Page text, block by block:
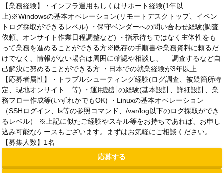
【業務経験】・インフラ運用もしくはサポート経験(1年以
上)※Windowsの基本オペレーション(リモートデスクトップ、イベン
トログ採取ができるレベル) ・保守ベンダーへの問い合わせ経験(調査
依頼、オンサイト作業日程調整など) ・指示待ちではなく主体性をも
って業務を進めることができる方※既存の手順書や業務資料に頼るだ
けでなく、情報がない場合は周囲に確認や相談し、 調査するなど自
己解決に努めることができる方 ・日本での就業経験が3年以上
【応募者属性】・トラブルシューティング経験(ログ調査、被疑箇所特
定、現地オンサイト 等) ・運用設計の経験(基本設計、詳細設計、業
務フロー作成等(いずれかでもOK) ・Linuxの基本オペレーション
（SSHログイン、ls等の参照コマンド、/var/log以下のログ採取ができ
るレベル） ※上記に似たご経験やスキル等をお持ちであれば、お申し
込み可能なケースもございます。まずはお気軽にご相談ください。
【募集人数】1名
応募する